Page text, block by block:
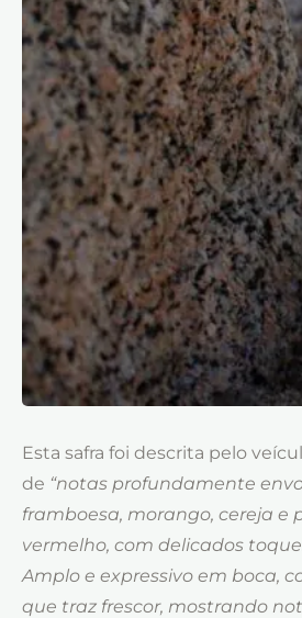
Esta safra foi descrita pelo
de “notas profundamente
framboesa, morango, cereja e
vermelho, com delicados
Amplo e expressivo em boca,
que traz frescor, mostrando